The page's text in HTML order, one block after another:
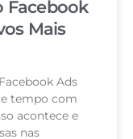
Facebook
Mais
Ads
tempo com
acontece e
nas